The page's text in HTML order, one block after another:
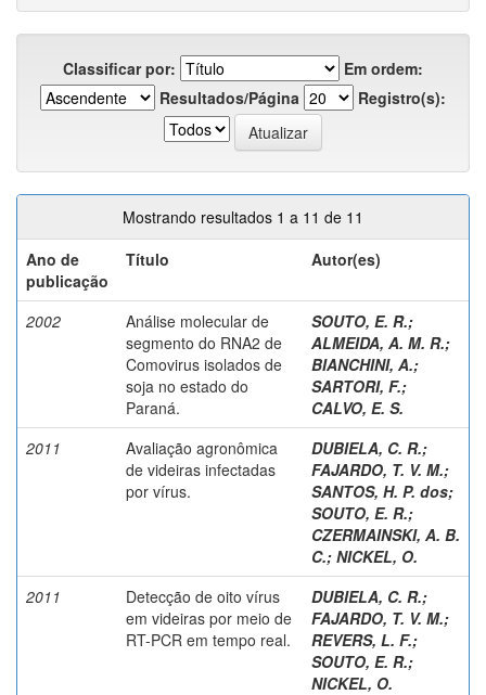
Classificar por:
Em ordem:
Resultados/Página
Registro(s):
Mostrando resultados 1 a 11 de 11
Ano de
publicação
Título Autor(es)
2002
Análise molecular de
segmento do RNA2 de
Comovirus isolados de
soja no estado do
Paraná.
SOUTO, E. R.;
ALMEIDA, A. M. R.;
BIANCHINI, A.;
SARTORI, F.;
CALVO, E. S.
2011
Avaliação agronômica
de videiras infectadas
por vírus.
DUBIELA, C. R.;
FAJARDO, T. V. M.;
SANTOS, H. P. dos;
SOUTO, E. R.;
CZERMAINSKI, A. B.
C.; NICKEL, O.
2011
Detecção de oito vírus
em videiras por meio de
RT-PCR em tempo real.
DUBIELA, C. R.;
FAJARDO, T. V. M.;
REVERS, L. F.;
SOUTO, E. R.;
NICKEL, O.